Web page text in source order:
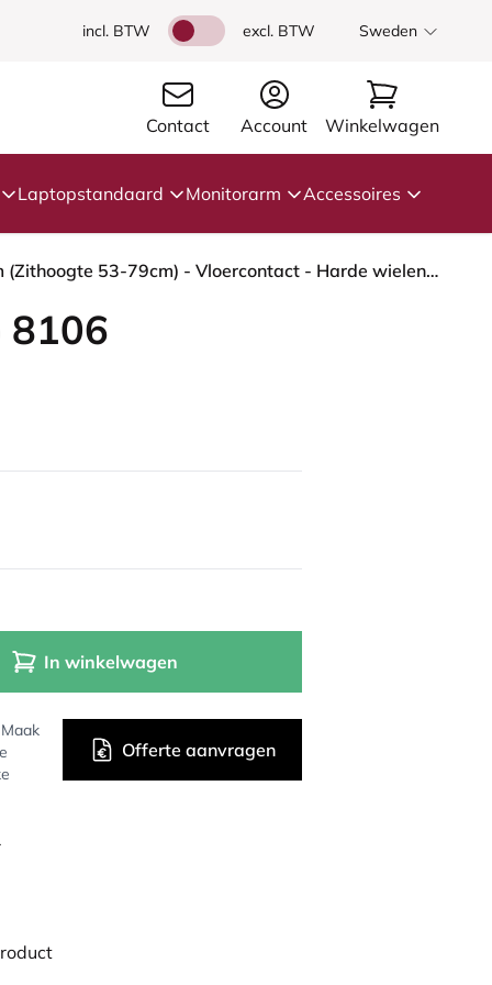
incl. BTW excl. BTW Sweden
Contact Account Winkelwagen
Laptopstandaard Monitorarm Accessoires
HÅG Capisco 8106 - Sirdal (GU) - Wol - SRD480 - Chestnut - Framekleur - Wit - Gasveer - 265 mm (Zithoogte 53-79cm) - Vloercontact - Harde wielen t.b.v. zachte vloeren - Voetenring - Nee, geen voetenring - Voetster - Ja, voetster in gepolijst aluminium
8106
In winkelwagen
Offerte aanvragen